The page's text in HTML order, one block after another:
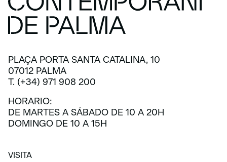
PLAÇA PORTA SANTA CATALINA, 10
07012 PALMA
T. (+34) 971 908 200
HORARIO:
DE MARTES A SÁBADO DE 10 A 20H
DOMINGO DE 10 A 15H
VISITA